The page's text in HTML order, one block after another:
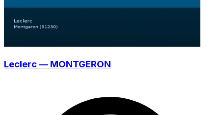
Leclerc — MONTGERON